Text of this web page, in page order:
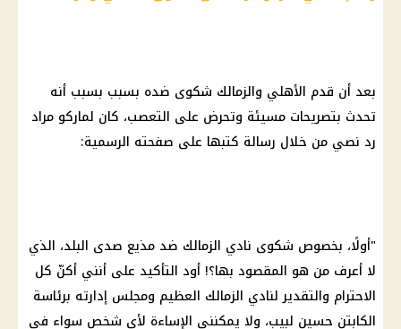
بعد أن قدم الأهلي والزمالك شكوى ضده بسبب بسبب أنه
تحدث بتصريحات مسيئة وتحرض على التعصب، كان لماركو مراد
رد نصي من خلال رسالة كتبها على صفحته الرسمية:
"أولًا، بخصوص شكوى نادي الزمالك ضد مذيع صدى البلد، الذي
لا أعرف من هو المقصود بها؟! أود التأكيد على أنني أكنّ كل
الاحترام والتقدير لنادي الزمالك العظيم ومجلس إدارته برئاسة
الكابتن حسين لبيب، ولا يمكنني الإساءة لأي شخص سواء في